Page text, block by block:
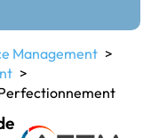
Management